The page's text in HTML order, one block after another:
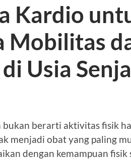
Kardio
Mobilitas
Usia Senja
bukan berarti aktivitas fisik
menjadi obat yang paling
dengan kemampuan